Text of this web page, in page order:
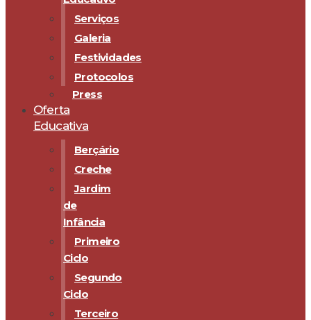
Serviços
Galeria
Festividades
Protocolos
Press
Oferta
Educativa
Berçário
Creche
Jardim
de
Infância
Primeiro
Ciclo
Segundo
Ciclo
Terceiro